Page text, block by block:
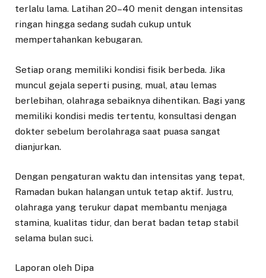
terlalu lama. Latihan 20–40 menit dengan intensitas
ringan hingga sedang sudah cukup untuk
mempertahankan kebugaran.
Setiap orang memiliki kondisi fisik berbeda. Jika
muncul gejala seperti pusing, mual, atau lemas
berlebihan, olahraga sebaiknya dihentikan. Bagi yang
memiliki kondisi medis tertentu, konsultasi dengan
dokter sebelum berolahraga saat puasa sangat
dianjurkan.
Dengan pengaturan waktu dan intensitas yang tepat,
Ramadan bukan halangan untuk tetap aktif. Justru,
olahraga yang terukur dapat membantu menjaga
stamina, kualitas tidur, dan berat badan tetap stabil
selama bulan suci.
Laporan oleh Dipa